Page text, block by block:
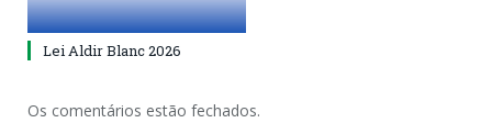
Lei Aldir Blanc 2026
Os comentários estão fechados.